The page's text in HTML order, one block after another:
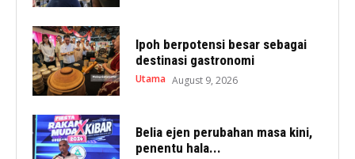
Ipoh berpotensi besar sebagai
destinasi gastronomi
Utama August 9, 2026
Belia ejen perubahan masa kini,
penentu hala...